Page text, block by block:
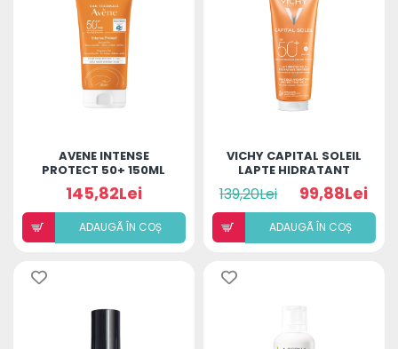
AVENE INTENSE
PROTECT 50+ 150ML
145,82Lei
ADAUGÃ ÎN COȘ
VICHY CAPITAL SOLEIL
LAPTE HIDRATANT
SPF50+ 300ML
139,20Lei 99,88Lei
ADAUGÃ ÎN COȘ